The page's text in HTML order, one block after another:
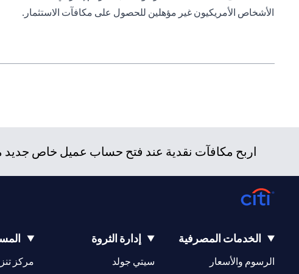
الأشخاص الأمريكيون غير مؤهلين للحصول على مكافآت الاستثمار.
اربح مكافآت نقدية عند فتح حساب عميل خاص جديد
الخدمات المصرفية
الرسوم والأسعار
opens in a new tab
إدارة الثروة
سيتي جولد opens in a new tabمركز